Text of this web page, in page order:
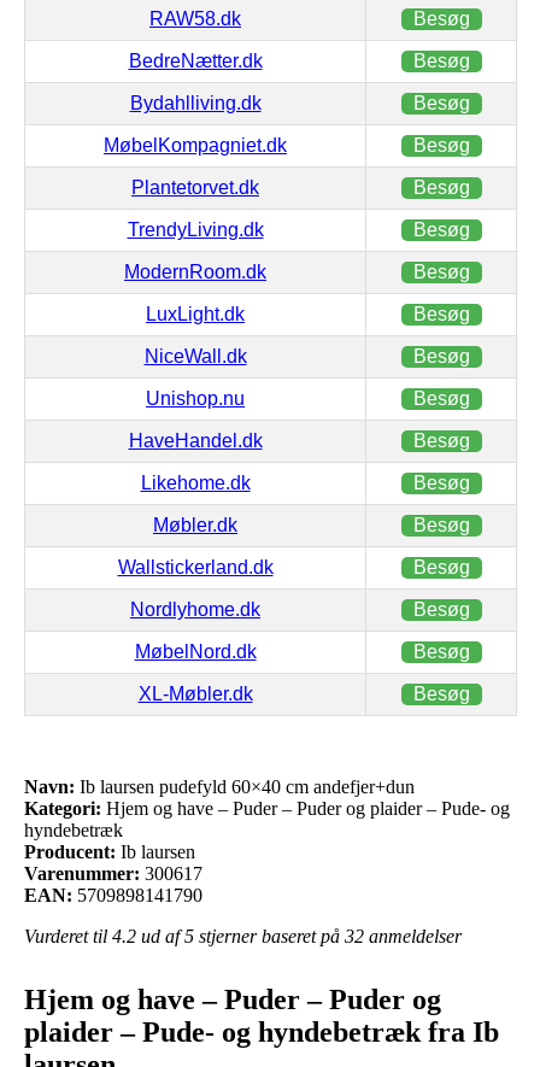
RAW58.dk Besøg
BedreNætter.dk Besøg
Bydahlliving.dk Besøg
MøbelKompagniet.dk Besøg
Plantetorvet.dk Besøg
TrendyLiving.dk Besøg
ModernRoom.dk Besøg
LuxLight.dk Besøg
NiceWall.dk Besøg
Unishop.nu Besøg
HaveHandel.dk Besøg
Likehome.dk Besøg
Møbler.dk Besøg
Wallstickerland.dk Besøg
Nordlyhome.dk Besøg
MøbelNord.dk Besøg
XL-Møbler.dk Besøg
Navn: Ib laursen pudefyld 60×40 cm andefjer+dun
Kategori: Hjem og have – Puder – Puder og plaider – Pude- og
hyndebetræk
Producent: Ib laursen
Varenummer: 300617
EAN: 5709898141790
Vurderet til 4.2 ud af 5 stjerner baseret på 32 anmeldelser
Hjem og have – Puder – Puder og
plaider – Pude- og hyndebetræk fra Ib